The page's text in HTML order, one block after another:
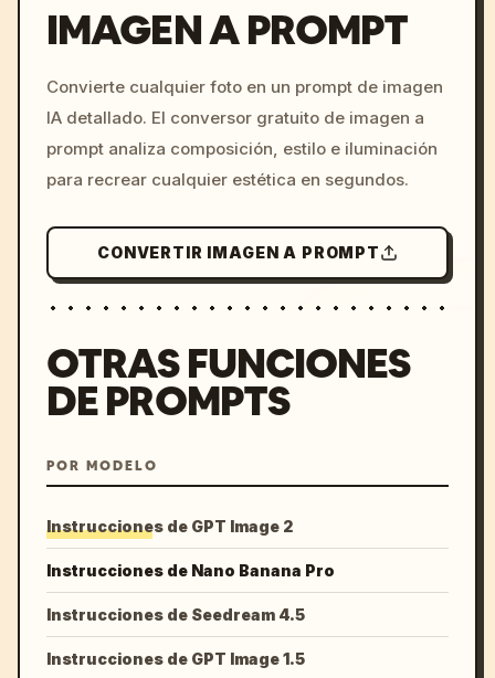
c, cyberpunk sunset, neon
colors, 8k --v 6.0
IMAGEN A PROMPT
Convierte cualquier foto en un prompt de imagen
IA detallado. El conversor gratuito de imagen a
prompt analiza composición, estilo e iluminación
para recrear cualquier estética en segundos.
CONVERTIR IMAGEN A PROMPT
OTRAS FUNCIONES
DE PROMPTS
POR MODELO
Instrucciones de GPT Image 2
Instrucciones de Nano Banana Pro
Instrucciones de Seedream 4.5
Instrucciones de GPT Image 1.5